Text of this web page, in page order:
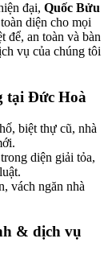
đại, Quốc Bửu
toàn diện cho mọi
để, an toàn và bàn
vụ của chúng tôi
tại Đức Hoà
biệt thự cũ, nhà
diện giải tỏa,
vách ngăn nhà
& dịch vụ